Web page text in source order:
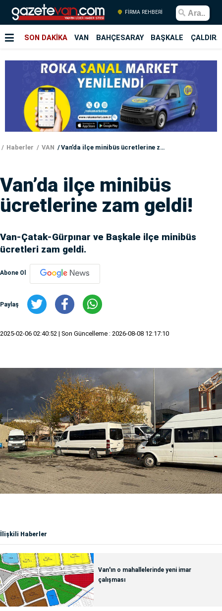
FİRMA REHBERİ
SON DAKİKA VAN BAHÇESARAY BAŞKALE
Haberler VAN Van’da ilçe minibüs ücretlerine zam geldi!
Van’da ilçe minibüs
ücretlerine zam geldi!
Van-Çatak-Gürpınar ve Başkale ilçe minibüs
ücretleri zam geldi.
Abone Ol
Paylaş
2025-02-06 02:40:52 | Son Güncelleme : 2026-08-08 12:17:10
İlişkili Haberler
Van'ın o mahallelerinde yeni imar
çalışması